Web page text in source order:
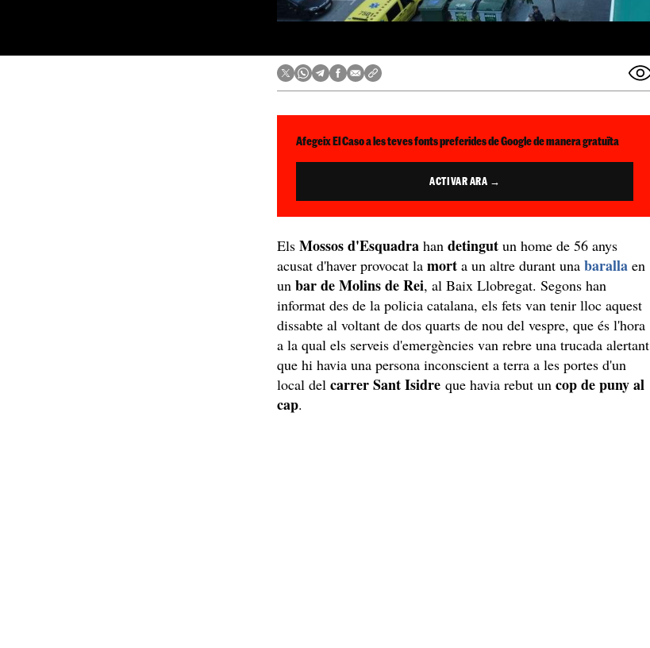
Afegeix El Caso a les teves fonts preferides de Google de manera gratuïta
ACTIVAR ARA →
ElsMossos d'Esquadra handetingut un home de 56 anys
acusat d'haver provocat lamorta un altre durant una baralla en
unbar de Molins de Rei, al Baix Llobregat. Segons han
informat des de la policia catalana, els fets van tenir lloc aquest
dissabte al voltant de dos quarts de nou del vespre, que és l'hora
a la qual els serveis d'emergències van rebre una trucada alertant
que hi havia una persona inconscient a terra a les portes d'un
local del carrer Sant Isidre que havia rebut uncop de puny al
cap.